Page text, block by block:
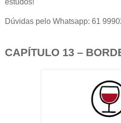
estudos!
Dúvidas pelo Whatsapp: 61
CAPÍTULO 13 –